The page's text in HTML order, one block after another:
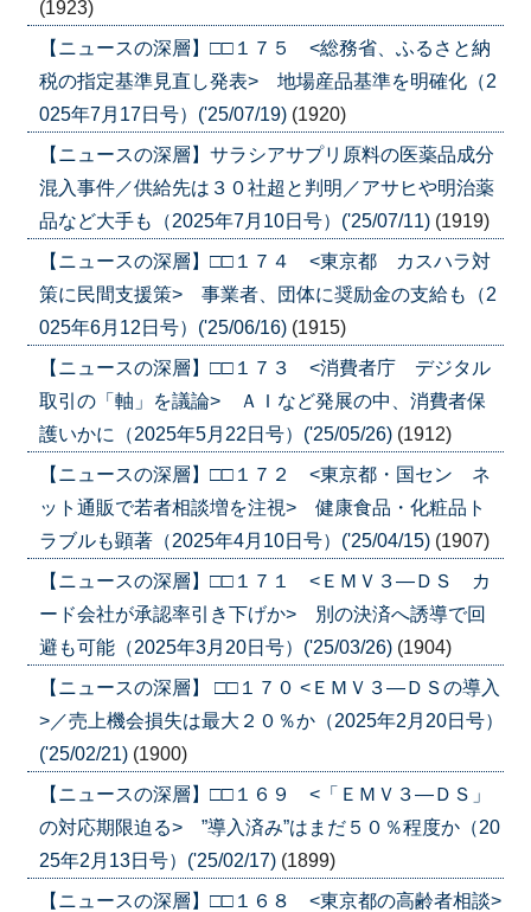
(1923)
【ニュースの深層】□□１７５ <総務省、ふるさと納
税の指定基準見直し発表> 地場産品基準を明確化（2
025年7月17日号）('25/07/19) (1920)
【ニュースの深層】サラシアサプリ原料の医薬品成分
混入事件／供給先は３０社超と判明／アサヒや明治薬
品など大手も（2025年7月10日号）('25/07/11) (1919)
【ニュースの深層】□□１７４ <東京都 カスハラ対
策に民間支援策> 事業者、団体に奨励金の支給も（2
025年6月12日号）('25/06/16) (1915)
【ニュースの深層】□□１７３ <消費者庁 デジタル
取引の「軸」を議論> ＡＩなど発展の中、消費者保
護いかに（2025年5月22日号）('25/05/26) (1912)
【ニュースの深層】□□１７２ <東京都・国セン ネ
ット通販で若者相談増を注視> 健康食品・化粧品ト
ラブルも顕著（2025年4月10日号）('25/04/15) (1907)
【ニュースの深層】□□１７１ <ＥＭＶ３―ＤＳ カ
ード会社が承認率引き下げか> 別の決済へ誘導で回
避も可能（2025年3月20日号）('25/03/26) (1904)
【ニュースの深層】 □□１７０ <ＥＭＶ３―ＤＳの導入
>／売上機会損失は最大２０％か（2025年2月20日号）
('25/02/21) (1900)
【ニュースの深層】□□１６９ <「ＥＭＶ３―ＤＳ」
の対応期限迫る> ”導入済み”はまだ５０％程度か（20
25年2月13日号）('25/02/17) (1899)
【ニュースの深層】□□１６８ <東京都の高齢者相談>